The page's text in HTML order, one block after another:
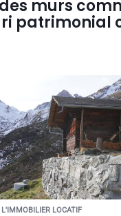
murs
patrimonial
LOCATIF